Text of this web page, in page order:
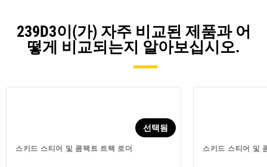
239D3이(가) 자주 비교된 제품과 어
떻게 비교되는지 알아보십시오.
스키드 스티어 및 콤팩트 트랙 로더
선택됨
스키드 스티어 및